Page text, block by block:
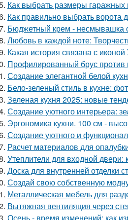
Как выбрать размеры гаражных
Как правильно выбрать ворота
Бюджетный крем - несмывашка
Любовь в каждой ноте:
Какая история связана с
Профилированный брус против
Создание элегантной белой
Бело-зеленый стиль в кухне:
Зеленая кухня 2025: новые
Создание уютного интерьера:
Эргономика кухни. 100 см -
Создание уютного и
Расчет материалов для
Утеплители для входной
Доска для внутренней отделки
Создай свою собственную
Металлическая мебель для
Вытяжная вентиляция через